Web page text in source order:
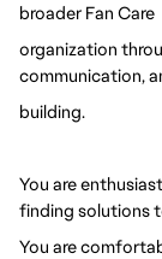
broader Fan Care
organization
communication,
building.
You are
finding solutions
You are